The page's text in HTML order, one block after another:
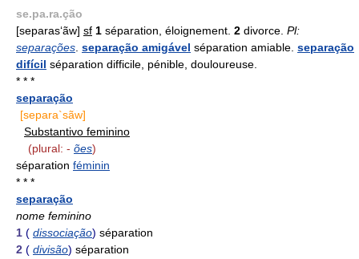
se.pa.ra.ção
[separas‘ãw] sf 1 séparation, éloignement. 2 divorce. Pl:
separações separação amigável séparation amiable. separação
difícil séparation difficile, pénible, douloureuse.
* * *
separação
[separa`sãw]
Substantivo feminino
(plural: - ões)
séparation féminin
* * *
separação
nome feminino
1 ( dissociação) séparation
2 ( divisão) séparation